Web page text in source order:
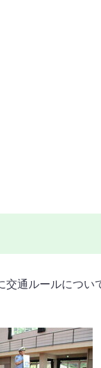
交通ルールについ